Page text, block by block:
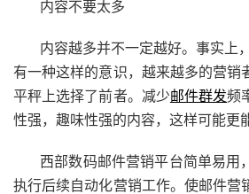
内容不要太多
内容越多并不一定越好。事实上
有一种这样的意识，越来越多的营销
平秤上选择了前者。减少邮件群发频
性强，趣味性强的内容，这样可能更
西部数码邮件营销平台简单易用
执行后续自动化营销工作。使邮件营